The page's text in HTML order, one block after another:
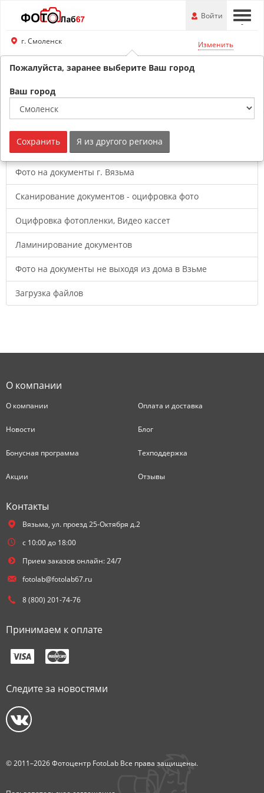
Перейти
основной
---
Войти
г. Смоленск Изменить
Обратный звонок
Услуги фотоцентра
Фото на документы г. Вязьма
Сканирование документов - оцифровка фото
Оцифровка фотопленки, Видео кассет
Ламинирование документов
Фото на документы не выходя из дома в Взьме
Загрузка файлов
О компании
О компании Оплата и доставка
Новости Блог
Бонусная программа Техподдержка
Акции Отзывы
Контакты
Вязьма, ул. проезд 25-Октября д.2
с 10:00 до 18:00
Прием заказов онлайн: 24/7
fotolab@fotolab67.ru
8 (800) 201-74-76
Принимаем к оплате
Следите за новостями
© 2011–2026 Фотоцентр FotoLab Все права защищены.
Пожалуйста, заранее выберите Ваш город
Ваш город
Сохранить Я из другого региона